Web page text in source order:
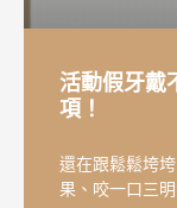
活動假牙戴
項！
還在跟鬆鬆垮
果、咬一口三